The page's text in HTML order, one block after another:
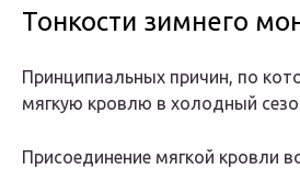
Тонкости зимнего
Принципиальных причин, по
мягкую кровлю в холодный
Присоединение мягкой кровли